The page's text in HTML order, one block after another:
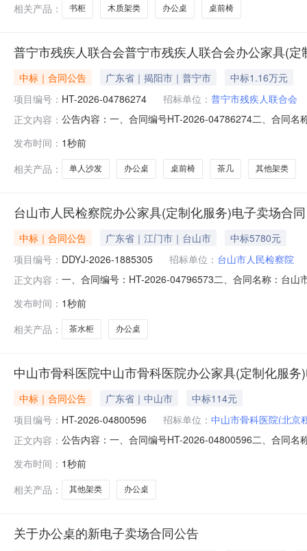
相关产品：
书柜 木质架类 办公桌 桌前椅
普宁市残疾人联合会普宁市残疾人联合会办公家具(
中标｜合同公告 广东省｜揭阳市｜普宁市
中标1.16万元
项目编号： HT-2026-04786274 招标单位： 普宁市残疾人联合会
正文内容： 公告内容：一、合同编号HT-2026-04786274二、合同
方式：0663-2220572供应商(乙方)：广东索野商务服务
发布时间： 1秒前
相关产品：
单人沙发 办公桌 桌前椅 茶几 其他架类
台山市人民检察院办公家具(定制化服务)电子卖场合同
中标｜合同公告 广东省｜江门市｜台山市
中标5780元
项目编号： DDYJ-2026-1885305 招标单位： 台山市人民检察院
正文内容： 一、合同编号：HT-2026-04796573二、合同名称：台
供应商（乙方）：广东沃豪家具有限公司地址：外海街
发布时间： 1秒前
相关产品：
茶水柜 办公桌
中山市骨科医院中山市骨科医院办公家具(定制化服
中标｜合同公告 广东省｜中山市
中标114元
项目编号： HT-2026-04800596 招标单位： 中山市骨科医院(北京
正文内容： 公告内容：一、合同编号HT-2026-04800596二、合同
89907792供应商(乙方)：中山市心之研科技有限公司地
发布时间： 1秒前
相关产品：
其他架类 办公桌
关于办公桌的新电子卖场合同公告